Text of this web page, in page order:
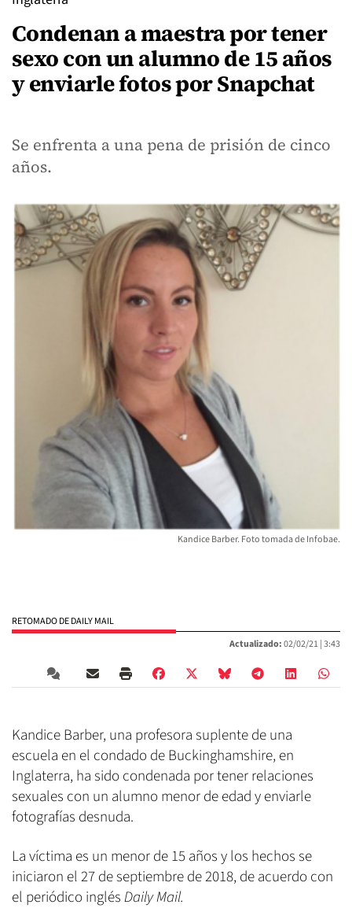
Condenan a maestra por tener
sexo con un alumno de 15 años
y enviarle fotos por Snapchat
Se enfrenta a una pena de prisión de cinco
años.
Kandice Barber. Foto tomada de Infobae.
RETOMADO DE DAILY MAIL
Actualizado:02/02/21 | 3:43
Kandice Barber, una profesora suplente de una
escuela en el condado de Buckinghamshire, en
Inglaterra, ha sido condenada por tener relaciones
sexuales con un alumno menor de edad y enviarle
fotografías desnuda.
La víctima es un menor de 15 años y los hechos se
iniciaron el 27 de septiembre de 2018, de acuerdo con
el periódico inglésDaily Mail.